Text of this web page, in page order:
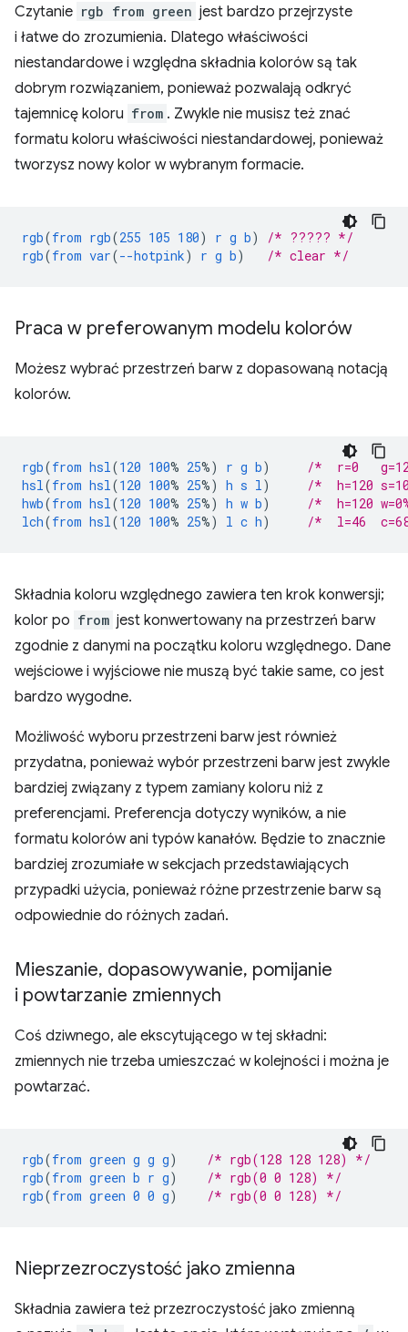
Czytanie rgb from green jest bardzo przejrzyste
i łatwe do zrozumienia. Dlatego właściwości
niestandardowe i względna składnia kolorów są tak
dobrym rozwiązaniem, ponieważ pozwalają odkryć
tajemnicę koloru from . Zwykle nie musisz też znać
formatu koloru właściwości niestandardowej, ponieważ
tworzysz nowy kolor w wybranym formacie.
rgb(from rgb(255 105 180) r g b)
/* ????? */
rgb(from var(--hotpink) r g b) /* clear */
Praca w preferowanym modelu kolorów
Możesz wybrać przestrzeń barw z dopasowaną notacją
kolorów.
rgb(from hsl (120 100% 25%) r g b)
/*  r=0
hsl (from hsl (120 100% 25%) h s l )
/*  h=120
hwb(from hsl (120 100% 25%) h w b)
/*  h=120
lch(from hsl (120 100% 25%) l c h) /*  l=46
Składnia koloru względnego zawiera ten krok konwersji;
kolor po from jest konwertowany na przestrzeń barw
zgodnie z danymi na początku koloru względnego. Dane
wejściowe i wyjściowe nie muszą być takie same, co jest
bardzo wygodne.
Możliwość wyboru przestrzeni barw jest również
przydatna, ponieważ wybór przestrzeni barw jest zwykle
bardziej związany z typem zamiany koloru niż z
preferencjami. Preferencja dotyczy wyników, a nie
formatu kolorów ani typów kanałów. Będzie to znacznie
bardziej zrozumiałe w sekcjach przedstawiających
przypadki użycia, ponieważ różne przestrzenie barw są
odpowiednie do różnych zadań.
Mieszanie, dopasowywanie, pomijanie
i powtarzanie zmiennych
Coś dziwnego, ale ekscytującego w tej składni:
zmiennych nie trzeba umieszczać w kolejności i można je
powtarzać.
rgb(from green g g g)
/* rgb(128 128 128) */
rgb(from green b r g)
/* rgb(0 0 128) */
rgb(from green 0 0 g) /* rgb(0 0 128) */
Nieprzezroczystość jako zmienna
Składnia zawiera też przezroczystość jako zmienną